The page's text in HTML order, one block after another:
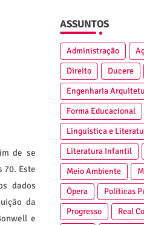
de se
70. Este
dados
da
e
ASSUNTOS
Administração
Direito
Ducere
Engenharia
Forma Educacional
Linguística e
Literatura Infantil
Meio Ambiente
Ópera
Políticas
Progresso
Real